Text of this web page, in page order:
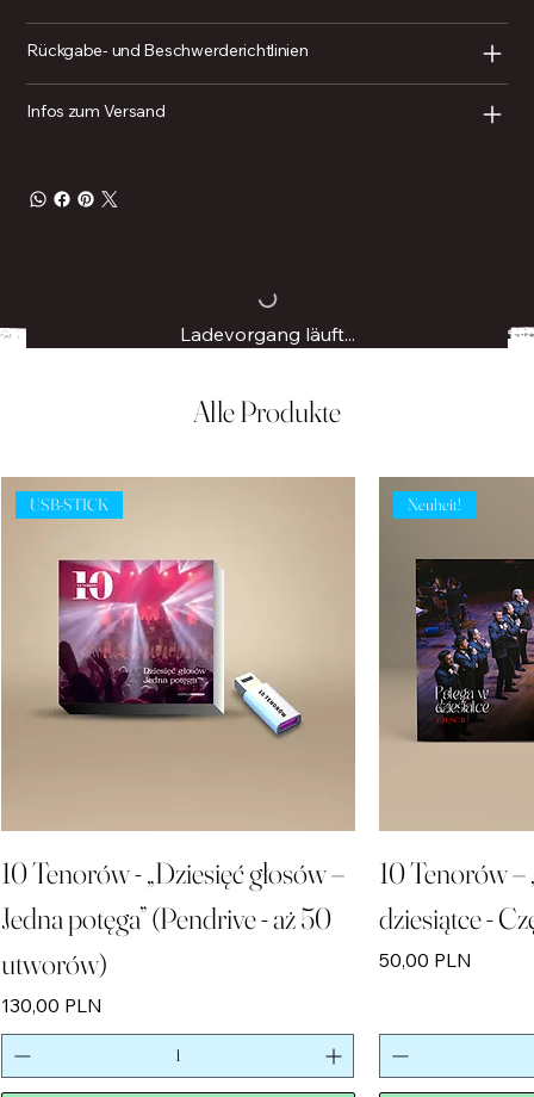
Rückgabe- und Beschwerderichtlinien
Infos zum Versand
Ladevorgang läuft...
Alle Produkte
USB-STICK
10 Tenorów - „Dziesięć głosów –
Jedna potęga” (Pendrive - aż 50
utworów)
Preis
130,00 PLN
Neuheit!
10 Tenorów –
dziesiątce -
Preis
50,00 PLN